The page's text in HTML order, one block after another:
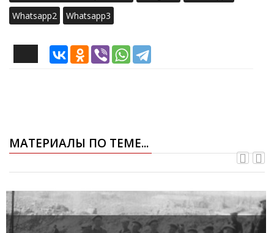
Whatsapp2
Whatsapp3
МАТЕРИАЛЫ ПО ТЕМЕ...